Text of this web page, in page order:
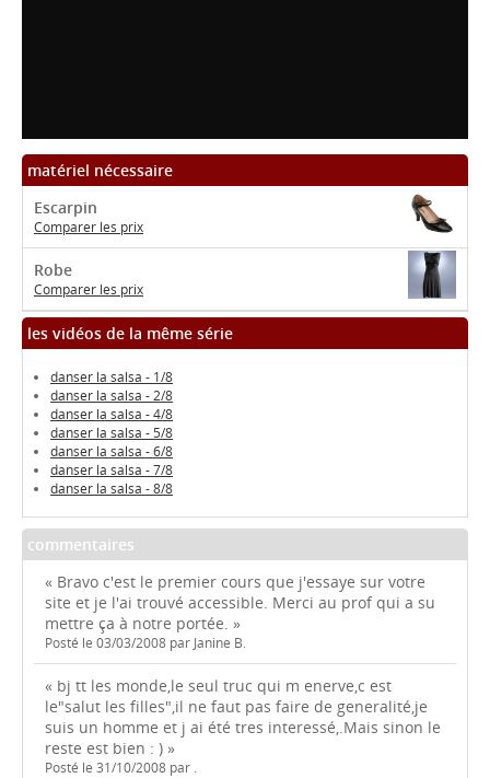
matériel nécessaire
Escarpin
Comparer les prix
Robe
Comparer les prix
les vidéos de la même série
danser la salsa - 1/8
danser la salsa - 2/8
danser la salsa - 4/8
danser la salsa - 5/8
danser la salsa - 6/8
danser la salsa - 7/8
danser la salsa - 8/8
commentaires
« Bravo c'est le premier cours que j'essaye sur votre
site et je l'ai trouvé accessible. Merci au prof qui a su
mettre ça à notre portée. »
Posté le 03/03/2008 par Janine B.
« bj tt les monde,le seul truc qui m enerve,c est
le"salut les filles",il ne faut pas faire de generalité,je
suis un homme et j ai été tres interessé,.Mais sinon le
reste est bien : ) »
Posté le 31/10/2008 par .